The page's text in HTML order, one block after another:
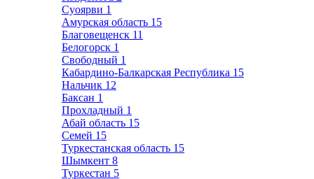
Суоярви 1
Амурская область 15
Благовещенск 11
Белогорск 1
Свободный 1
Кабардино-Балкарская Республика 15
Нальчик 12
Баксан 1
Прохладный 1
Абай область 15
Семей 15
Туркестанская область 15
Шымкент 8
Туркестан 5